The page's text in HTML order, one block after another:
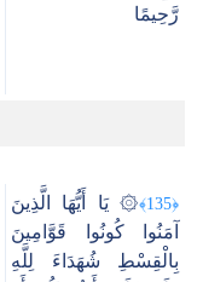
رَّحِيمًا
﴿135﴾
۞ يَا أَيُّهَا الَّذِينَ
آمَنُوا كُونُوا قَوَّامِينَ
بِالْقِسْطِ شُهَدَاءَ لِلَّهِ